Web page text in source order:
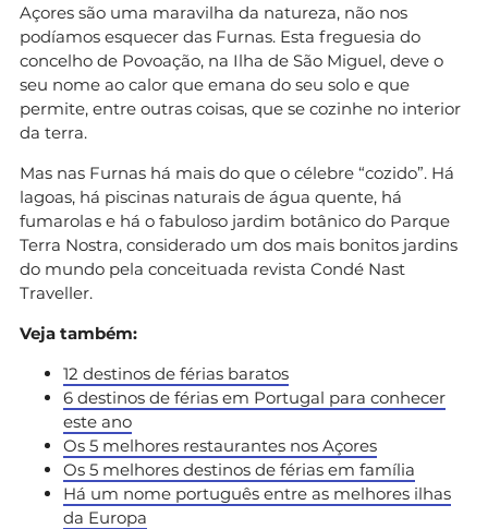
Açores são uma maravilha da natureza, não nos
podíamos esquecer das Furnas. Esta freguesia do
concelho de Povoação, na Ilha de São Miguel, deve o
seu nome ao calor que emana do seu solo e que
permite, entre outras coisas, que se cozinhe no interior
da terra.
Mas nas Furnas há mais do que o célebre “cozido”. Há
lagoas, há piscinas naturais de água quente, há
fumarolas e há o fabuloso jardim botânico do Parque
Terra Nostra, considerado um dos mais bonitos jardins
do mundo pela conceituada revista Condé Nast
Traveller.
Veja também:
12 destinos de férias baratos
6 destinos de férias em Portugal para conhecer
este ano
Os 5 melhores restaurantes nos Açores
Os 5 melhores destinos de férias em família
Há um nome português entre as melhores ilhas
da Europa